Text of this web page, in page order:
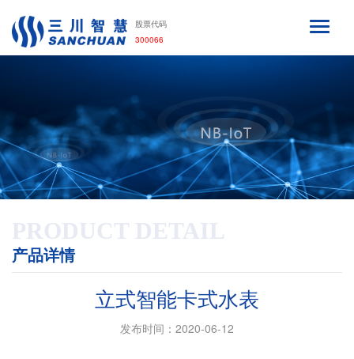
股票代码
300066
PRODUCT DETAIL
产品详情
立式智能卡式水表
发布时间：2020-06-12